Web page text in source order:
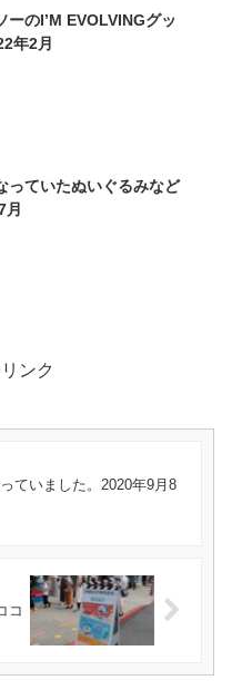
ーのI’M EVOLVINGグッ
年2月
っていたぬいぐるみなど
月
ンク
ていました。2020年9月8
コ